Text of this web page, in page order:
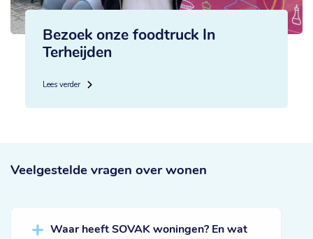
Bezoek onze foodtruck In
Terheijden
Lees verder
Veelgestelde vragen over wonen
Waar heeft SOVAK woningen? En wat